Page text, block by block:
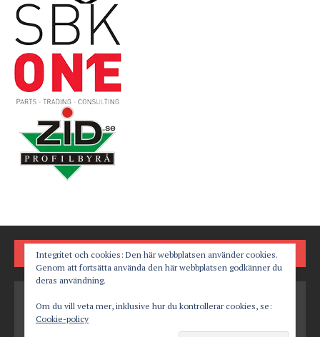
FÖLJ OSS PÅ
Integritet och cookies: Den här webbplatsen använder cookies.
Genom att fortsätta använda den här webbplatsen godkänner du
deras användning.
Om du vill veta mer, inklusive hur du kontrollerar cookies, se:
Cookie-policy